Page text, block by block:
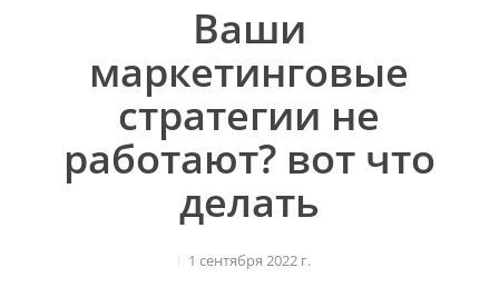
Ваши
маркетинговые
стратегии не
работают? вот что
делать
1 сентября 2022 г.